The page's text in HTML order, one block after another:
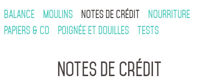
BALANCE MOULINS NOTES DE CRÉDIT
NOURRITURE
PAPIERS & CO
POIGNÉE ET DOUILLES TESTS
Notes de crédit